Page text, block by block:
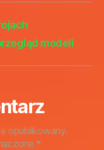
modeli
opublikowany.
*